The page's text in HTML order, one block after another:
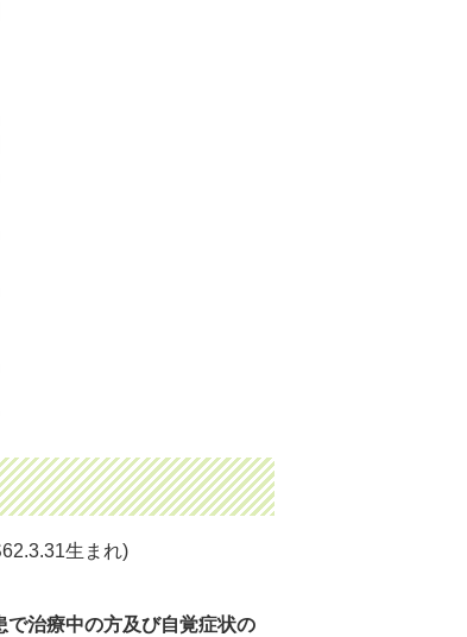
生まれ)
で治療中の方及び自覚症状の